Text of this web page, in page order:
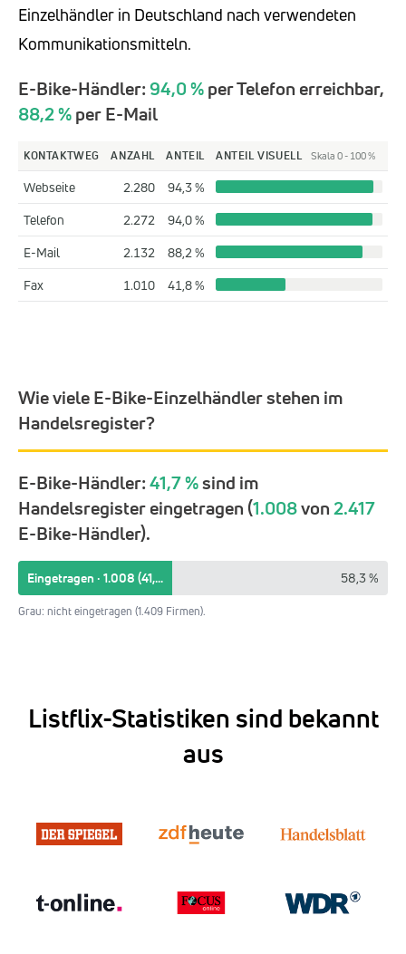
Einzelhändler in Deutschland nach verwendeten
Kommunikationsmitteln.
E-Bike-Händler:94,0 %per Telefon erreichbar,
88,2 %per E-Mail
KONTAKTWEG ANZAHL ANTEIL ANTEIL VISUELL Skala 0 - 100 %
Webseite 2.280
94,3 %
Telefon
2.272
94,0 %
E-Mail
2.132
88,2 %
Fax
1.010 41,8 %
Wie viele E-Bike-Einzelhändler stehen im
Handelsregister?
E-Bike-Händler:41,7 %sind im
Handelsregister eingetragen (1.008von2.417
E-Bike-Händler).
Eingetragen · 1.008 (41,7 %) 58,3 %
Grau: nicht eingetragen (1.409 Firmen).
Listflix-Statistiken sind bekannt
aus